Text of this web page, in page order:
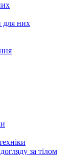
для них
за тілом